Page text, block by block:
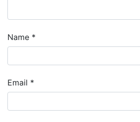
Name *
Email *